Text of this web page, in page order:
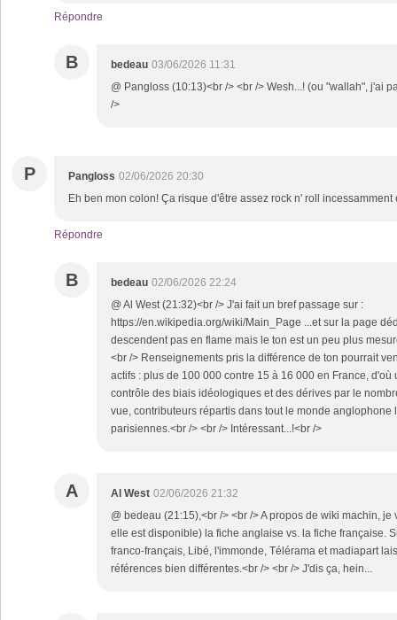
Répondre
B bedeau 03/06/2026 11:31
@ Pangloss (10:13)<br /> <br /> Wesh...! (ou "wallah", j'ai
/>
P Pangloss 02/06/2026 20:30
Eh ben mon colon! Ça risque d'être assez rock n' roll incessamment
Répondre
B bedeau 02/06/2026 22:24
@ Al West (21:32)<br /> J'ai fait un bref passage sur :
https://en.wikipedia.org/wiki/Main_Page ...et sur la page
descendent pas en flame mais le ton est un peu plus
<br /> Renseignements pris la différence de ton pourrait
actifs : plus de 100 000 contre 15 à 16 000 en France,
contrôle des biais idéologiques et des dérives par le
vue, contributeurs répartis dans tout le monde anglophone
parisiennes.<br /> <br /> Intéressant...!<br />
A Al West 02/06/2026 21:32
@ bedeau (21:15),<br /> <br /> A propos de wiki machin,
elle est disponible) la fiche anglaise vs. la fiche française.
franco-français, Libé, l'immonde, Télérama et madiapart
références bien différentes.<br /> <br /> J'dis ça, hein...